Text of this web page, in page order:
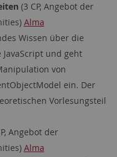
(3 CP, Angebot der
Alma
Wissen über die
und geht
von
ein. Der
Vorlesungsteil
Angebot der
Alma